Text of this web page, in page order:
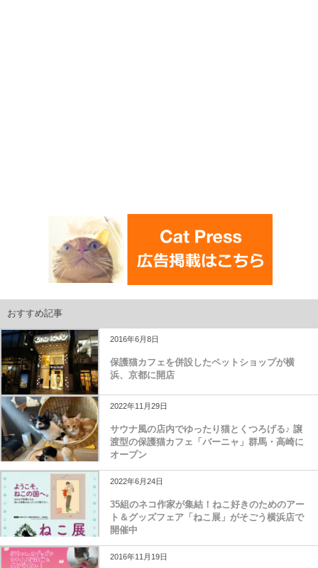
おすすめ記事
2016年6月8日
保護猫カフェを併設したペットショップが横
浜、京都に開店
2022年11月29日
サウナ風の店内でゆったり猫とくつろげる♪ 譲
渡型の保護猫カフェ「バーニャ」群馬・高崎に
オープン
2022年6月24日
35組のネコ作家が集結！ねこ好きのためのアー
ト＆グッズフェア「ねこ展」がそごう横浜店で
開催中
2016年11月19日